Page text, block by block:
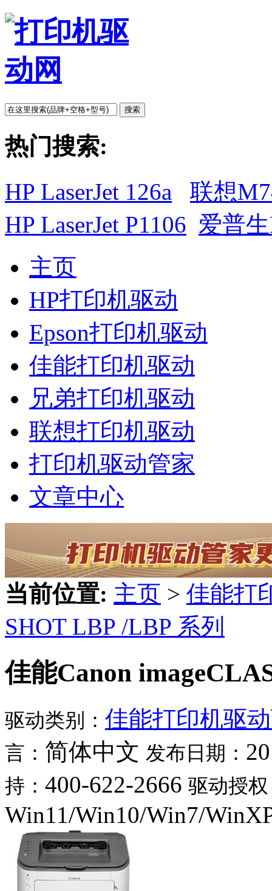
搜索
热门搜索:
HP LaserJet 126a
联想
HP LaserJet P1106 爱普
主页
HP打印机驱动
Epson打印机驱动
佳能打印机驱动
兄弟打印机驱动
联想打印机驱动
打印机驱动管家
文章中心
当前位置: 主页 > 佳能打
SHOT LBP /LBP 系列
佳能Canon
驱动类别： 佳能打印机驱
言： 简体中文 发布日期：
持： 400-622-2666 驱动授
Win11/Win10/Win7/